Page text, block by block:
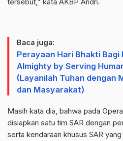
Baca juga:
Perayaan Hari Bhakti
Almighty by Serving
(Layanilah Tuhan dengan
dan Masyarakat)
Masih kata dia, bahwa pada
disiapkan satu tim SAR dengan
serta kendaraan khusus SAR